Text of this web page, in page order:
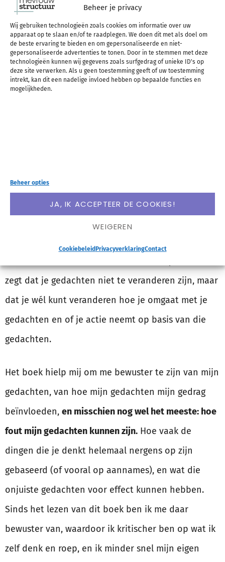
Beheer je privacy
Wij gebruiken technologieën zoals cookies om informatie over uw
apparaat op te slaan en/of te raadplegen. We doen dit met als doel om
de beste ervaring te bieden en om gepersonaliseerde en niet-
gepersonaliseerde advertenties te tonen. Door in te stemmen met deze
technologieën kunnen wij gegevens zoals surfgedrag of unieke ID's op
deze site verwerken. Als u geen toestemming geeft of uw toestemming
intrekt, kan dit een nadelige invloed hebben op bepaalde functies en
mogelijkheden.
Beheer opties
JA, IK ACCEPTEER DE COOKIES!
WEIGEREN
Cookiebeleid PrivacyverklaringContact
vragen die je leven
veranderen gelezen?
Ik lees de laatste jaren veel over mindset en hoe je
gedachten dat wat je doet beïnvloeden (lees ook
beïnvloeden je gedachten je, vaak op een negatieve
manier, en hoe kun je dat veranderen?
zegt dat je gedachten niet te veranderen zijn, maar
dat je wél kunt veranderen hoe je omgaat met je
gedachten en of je actie neemt op basis van die
gedachten.
Het boek hielp mij om me bewuster te zijn van mijn
gedachten, van hoe mijn gedachten mijn gedrag
beïnvloeden, en misschien nog wel het meeste: hoe
fout mijn gedachten kunnen zijn. Hoe vaak de
dingen die je denkt helemaal nergens op zijn
gebaseerd (of vooral op aannames), en wat die
onjuiste gedachten voor effect kunnen hebben.
Sinds het lezen van dit boek ben ik me daar
bewuster van, waardoor ik kritischer ben op wat ik
zelf denk en roep, en ik minder snel mijn eigen